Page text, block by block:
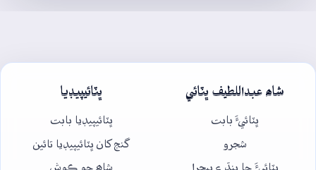
شاھ عبداللطيف ڀٽائي
ڀٽائيءَ بابت
شجرو
ڀٽائيپيڊيا
ڀٽائيپيڊيا بابت
گنج کان ڀٽائيپيڊيا تائين